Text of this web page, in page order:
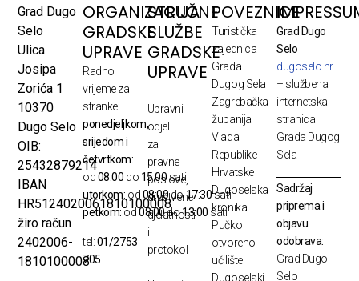
Grad Dugo
Selo
Ulica
Josipa
Zorića 1
10370
Dugo Selo
OIB:
25432879214
IBAN
HR5124020061810100008
žiro račun
2402006-
1810100008
ORGANIZACIJA
GRADSKE
UPRAVE
Radno
vrijeme za
stranke:
ponedjeljkom,
srijedom i
četvrtkom:
od08:00 do 15:00sati
utorkom: od08:00do17:30sati
petkom:od08:00do13:00 sati
tel:01/2753
705
STRUČNE
SLUŽBE
GRADSKE
UPRAVE
Upravni
odjel
za
pravne
poslove,
društvene
djelatnosti
i
protokol
POVEZNICE
Turistička
zajednica
Grada
Dugog Sela
Zagrebačka
županija
Vlada
Republike
Hrvatske
Dugoselska
kronika
Pučko
otvoreno
učilište
Dugoselski
Grad Dugo
Selo
dugoselo.hr
– službena
internetska
stranica
Grada Dugog
Sela
Sadržaj
priprema i
objavu
odobrava:
Grad Dugo
Selo